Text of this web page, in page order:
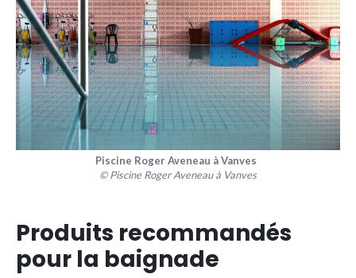
Piscine Roger Aveneau à Vanves
© Piscine Roger Aveneau à Vanves
Produits recommandés
pour la baignade